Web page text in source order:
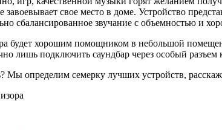
завоевывает свое место в доме. Устройство
сбалансированное звучание с объемностью и
будет хорошим помощником в небольшой
лишь подключить саундбар через особый
Мы определим семерку лучших устройств,